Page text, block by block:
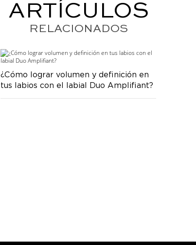
ARTÍCULOS
RELACIONADOS
¿Cómo lograr volumen y definición en
tus labios con el labial Duo Amplifiant?